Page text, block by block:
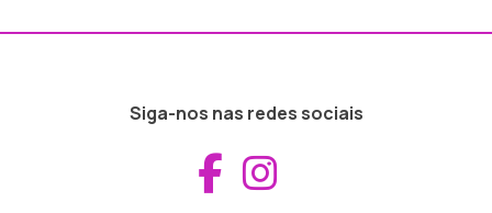
Siga-nos nas redes sociais
Aceder ao